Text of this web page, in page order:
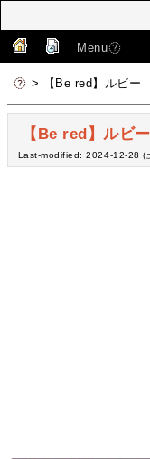
Menu
> 【Be red】ルビー
【Be red】ルビー
Last-modified: 2024-12-28 (